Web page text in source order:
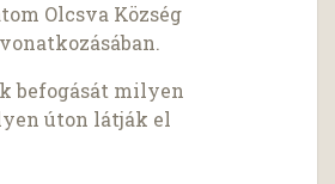
Olcsva Község
befogását milyen
úton látják el